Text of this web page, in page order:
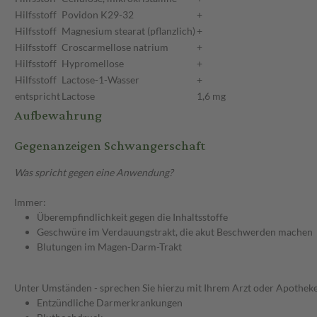
Hilfsstoff Povidon K29-32
+
Hilfsstoff Magnesium stearat (pflanzlich) +
Hilfsstoff Croscarmellose natrium
+
Hilfsstoff Hypromellose
+
Hilfsstoff Lactose-1-Wasser
+
entsprichtLactose 1,6 mg
Aufbewahrung
Gegenanzeigen Schwangerschaft
Was spricht gegen eine Anwendung?
Immer:
Überempfindlichkeit gegen die Inhaltsstoffe
Geschwüre im Verdauungstrakt, die akut Beschwerden machen
Blutungen im Magen-Darm-Trakt
Unter Umständen - sprechen Sie hierzu mit Ihrem Arzt oder
Entzündliche Darmerkrankungen